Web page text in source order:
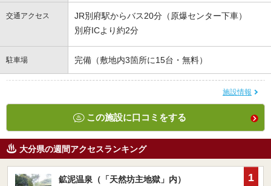
交通アクセス
JR別府駅からバス20分（原爆センター下車）
別府ICより約2分
駐車場 完備（敷地内3箇所に15台・無料）
施設情報
この施設に口コミをする
大分県の週間アクセスランキング
鉱泥温泉（「天然坊主地獄」内）
1